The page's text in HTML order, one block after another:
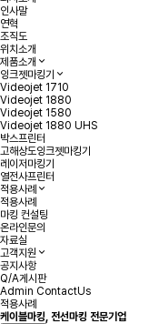
인사말
연혁
조직도
위치소개
제품소개
잉크젯마킹기
Videojet 1710
Videojet 1880
Videojet 1580
Videojet 1880 UHS
박스프린터
고해상도잉크젯마킹기
레이저마킹기
열전사프린터
적용사례
적용사례
마킹 컨설팅
온라인문의
자료실
고객지원
공지사항
Q/A게시판
Admin ContactUs
적용사례
케이블마킹, 전선마킹 전문기업